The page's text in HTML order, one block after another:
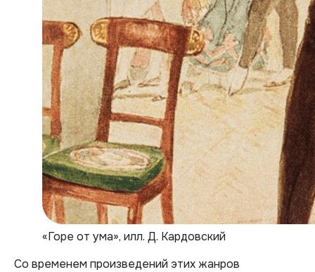
«Горе от ума», илл. Д. Кардовский
Со временем произведений этих жанров